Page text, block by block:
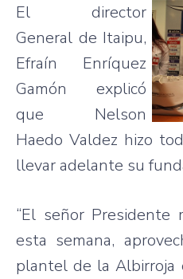
El director
General de Itaipu,
Efraín Enríquez
Gamón explicó
que Nelson
Haedo Valdez hizo
llevar adelante su
“El señor Presidente
esta semana,
plantel de la Albirroja